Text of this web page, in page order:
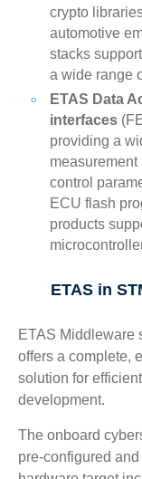
crypto
automotive
stacks
a wide range
ETAS Data
interfaces
providing a
control
ECU flash
products
ETAS in
ETAS Middleware
offers a complete,
solution for
development.
The onboard
pre-configured